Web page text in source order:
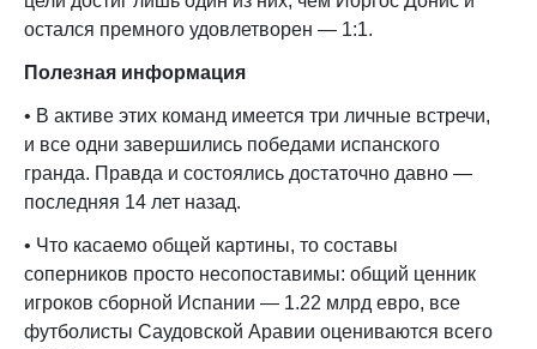
остался премного удовлетворен — 1:1.
Полезная информация
• В активе этих команд имеется три личные встречи,
и все одни завершились победами испанского
гранда. Правда и состоялись достаточно давно —
последняя 14 лет назад.
• Что касаемо общей картины, то составы
соперников просто несопоставимы: общий ценник
игроков сборной Испании — 1.22 млрд евро, все
футболисты Саудовской Аравии оцениваются всего